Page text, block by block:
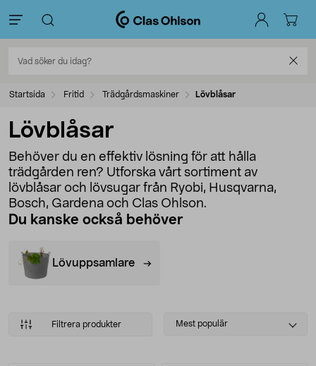
Startsida Fritid Trädgårdsmaskiner Lövblåsar
Lövblåsar
Behöver du en effektiv lösning för att hålla
trädgården ren? Utforska vårt sortiment av
lövblåsar och lövsugar från Ryobi, Husqvarna,
Bosch, Gardena och Clas Ohlson.
Du kanske också behöver
Lövuppsamlare
Filtrera produkter
Select
Mest populär